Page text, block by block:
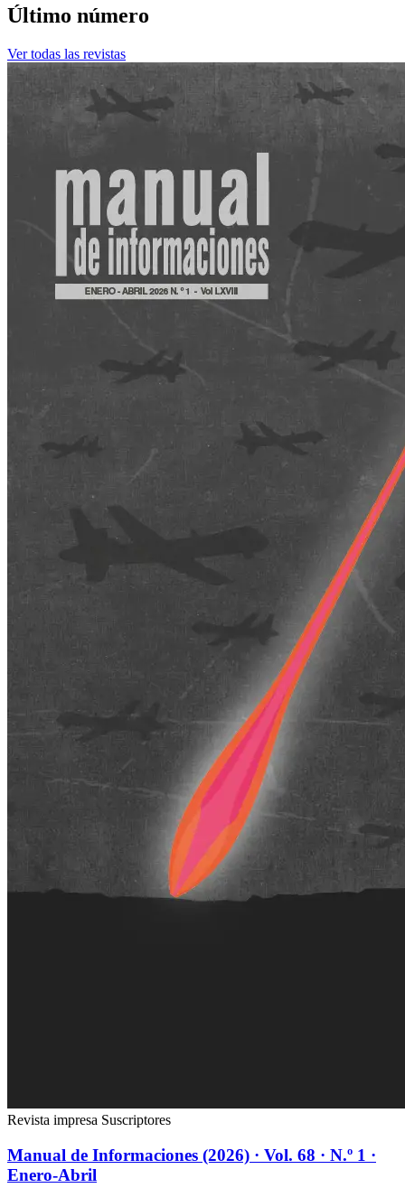
Último número
Ver todas las revistas
Revista impresa Suscriptores
Manual de Informaciones (2026) · Vol. 68 · N.º 1 ·
Enero-Abril